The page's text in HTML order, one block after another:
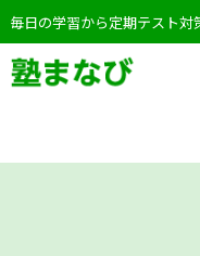
毎日の学習から定期テスト